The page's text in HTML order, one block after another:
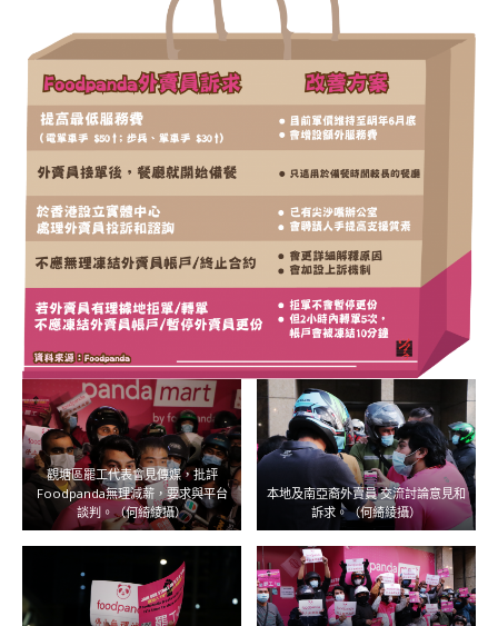
觀塘區罷工代表會見傳媒，批評
Foodpanda無理減薪，要求與平台
談判。（何綺綾攝）
本地及南亞裔外賣員 交流討論意見和
訴求。（何綺綾攝）